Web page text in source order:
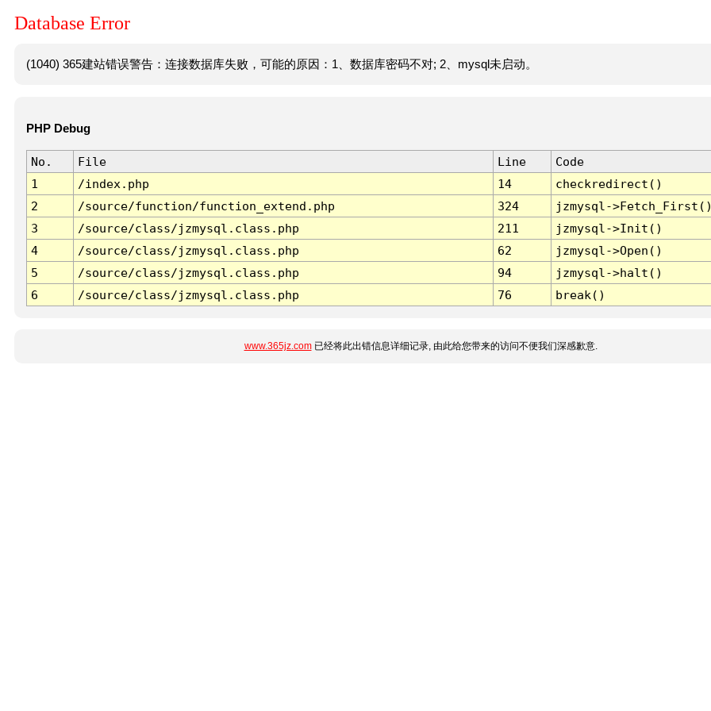
Database Error
(1040) 365建站错误警告：连接数据库失败，可能的原因：1、数据库密码不对; 2、mysql未启动。
PHP Debug
No. File Line
Code
1
/index.php 14
checkredirect()
2
/source/function/function_extend.php 324
jzmysql-
3
/source/class/jzmysql.class.php 211
jzmysql->Init()
4
/source/class/jzmysql.class.php 62
jzmysql->Open()
5
/source/class/jzmysql.class.php 94
jzmysql->halt()
6
/source/class/jzmysql.class.php 76 break()
www.365jz.com已经将此出错信息详细记录, 由此给您带来的访问不便我们深感歉意.